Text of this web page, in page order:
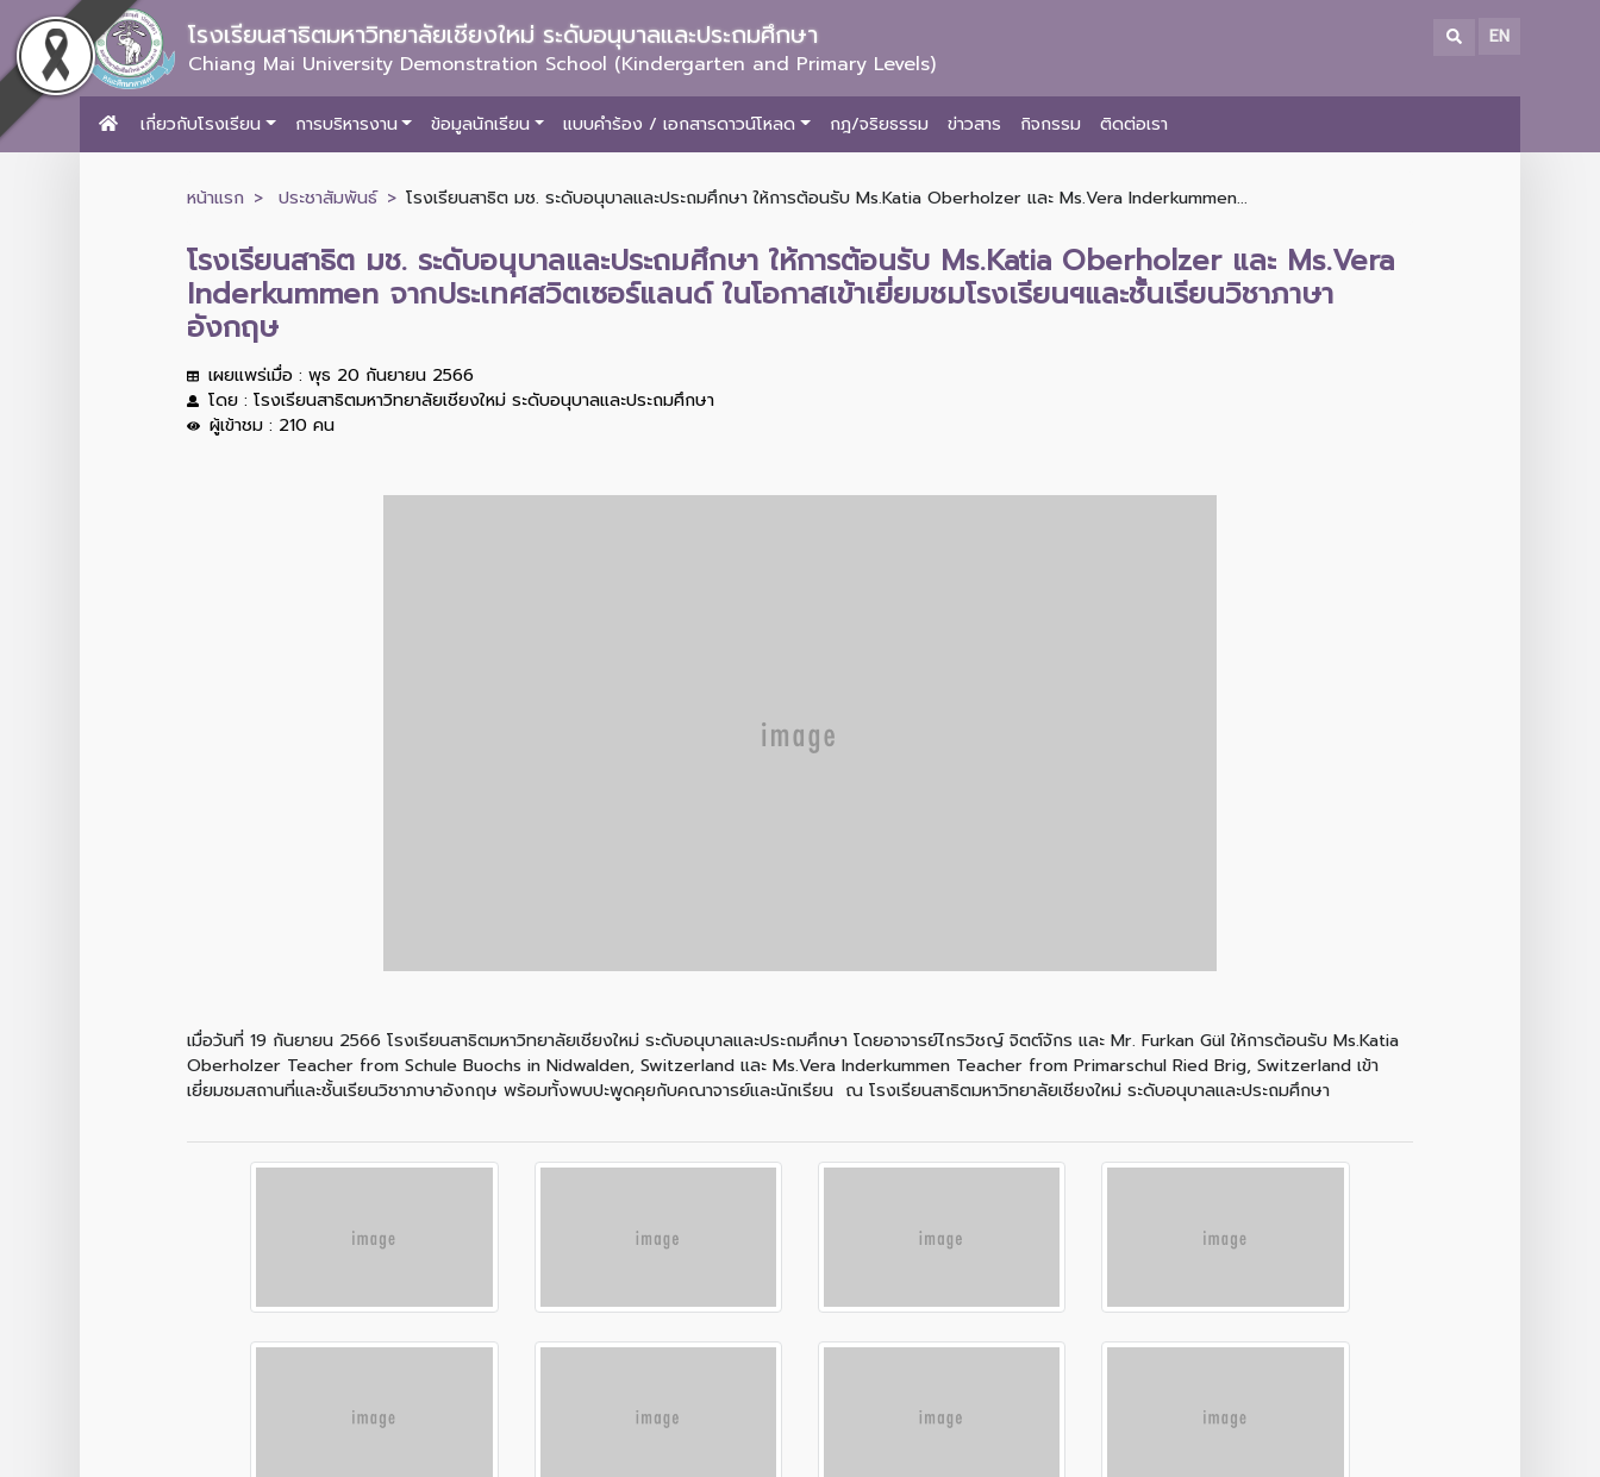
โรงเรียนสาธิตมหาวิทยาลัยเชียงใหม่ ระดับอนุบาลและประถมศึกษา
Chiang Mai University Demonstration School (Kindergarten and Primary Levels)
EN
เกี่ยวกับโรงเรียน การบริหารงาน ข้อมูลนักเรียน แบบคำร้อง / เอกสารดาวน์โหลด กฎ/จริยธรรม ข่าวสาร กิจกรรม ติดต่อเรา
หน้าแรก ประชาสัมพันธ์ โรงเรียนสาธิต มช. ระดับอนุบาลและประถมศึกษา ให้การต้อนรับ Ms.Katia Oberholzer และ Ms.Vera Inderkummen...
โรงเรียนสาธิต มช. ระดับอนุบาลและประถมศึกษา ให้การต้อนรับ Ms.Katia Oberholzer และ Ms.Vera
Inderkummen จากประเทศสวิตเซอร์แลนด์ ในโอกาสเข้าเยี่ยมชมโรงเรียนฯและชั้นเรียนวิชาภาษา
อังกฤษ
เผยแพร่เมื่อ : พุธ 20 กันยายน 2566
โดย : โรงเรียนสาธิตมหาวิทยาลัยเชียงใหม่ ระดับอนุบาลและประถมศึกษา
ผู้เข้าชม : 210 คน
เมื่อวันที่ 19 กันยายน 2566 โรงเรียนสาธิตมหาวิทยาลัยเชียงใหม่ ระดับอนุบาลและประถมศึกษา โดยอาจารย์ไกรวิชญ์ จิตต์จักร และ Mr. Furkan Gül ให้การต้อนรับ Ms.Katia
Oberholzer Teacher from Schule Buochs in Nidwalden, Switzerland และ Ms.Vera Inderkummen Teacher from Primarschul Ried Brig, Switzerland เข้า
เยี่ยมชมสถานที่และชั้นเรียนวิชาภาษาอังกฤษ พร้อมทั้งพบปะพูดคุยกับคณาจารย์และนักเรียน ณ โรงเรียนสาธิตมหาวิทยาลัยเชียงใหม่ ระดับอนุบาลและประถมศึกษา